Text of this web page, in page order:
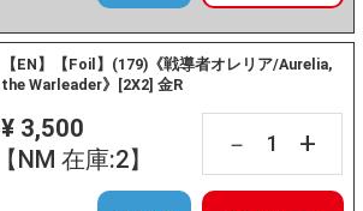
【EN】【Foil】(179)《戦導者オレリア/Aurelia,
the Warleader》[2X2] 金R
¥ 3,500
【NM 在庫:2】
－ +